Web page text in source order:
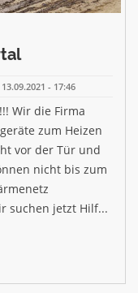
13.09.2021 - 17:46
Wir die Firma
zum Heizen
vor der Tür und
nicht bis zum
suchen jetzt Hilf...